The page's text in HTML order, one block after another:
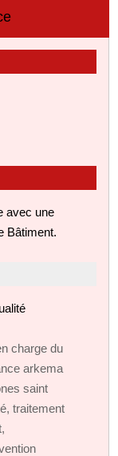
avec une
Bâtiment.
charge du
arkema
saint
traitement